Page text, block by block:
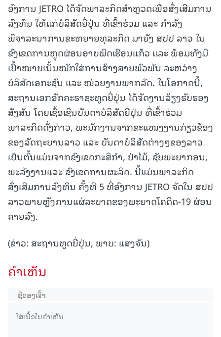
ອົງການ JETRO ໄດ້ຈັດພາລະກິດສໍາຫຼວດເພື່ອສົ່ງເສີມການ
ລົງທຶນ ໃຫ້ແກ່ບໍລິສັດຍີ່ປຸ່ນ ທີ່ເຂົ້າຮ່ວມ ແລະ ກໍາລັງ
ພິຈາລະນາການຂະຫຍາຍທຸລະກິດ ມາຍັງ ສປປ ລາວ ໃນ
ຂົງເຂດການຫຼຸດຜ່ອນອາຍພິດເຮືອນແກ້ວ ແລະ ພ້ອມທັງມີ
ເປົ້າໝາຍເນັ້ນໜັກໃສ່ການສ້າງສາຍພົວພັນ ລະຫວ່າງ
ບໍລິສັດເອກະຊົນ ແລະ ໜ່ວຍງານພາກລັດ. ໃນໂອກາດນີ້,
ສະຖານເອກອັກຄະຣາຊະທູດຍີ່ປຸ່ນ ໄດ້ຈັດງານລ້ຽງຮັບຮອງ
ສັງສັນ ໂດຍເຊື້ອເຊີນບັນດາບໍລິສັດຍີ່ປຸ່ນ ທີ່ເຂົ້າຮ່ວມ
ພາລະກິດດັ່ງກ່າວ, ພະນັກງານຈາກຂະແໜງງານກ່ຽວຂ້ອງ
ຂອງລັດຖະບານລາວ ແລະ ບັນດາບໍລິສັດຕ່າງໆຂອງລາວ
ເປັນຕົ້ນແມ່ນຈາກຂົງເຂດກະສິກຳ, ປ່າໄມ້, ຊັບພະຍາກອນ,
ພະລັງງານແລະ ຂົງເຂດການຜະລິດ. ນີ້ແມ່ນພາລະກິດ
ສົ່ງເສີມການລົງທຶນ ຄັ້ງທີ 5 ທີ່ອົງການ JETRO ຈັດໃນ ສປປ
ລາວພາຍຫຼັງການແຜ່ລະບາດຂອງພະຍາດໂຄດິດ-19 ຜ່ອນ
ຄາຍລົງ.
(ຂ່າວ: ສະຖານທູດຍີ່ປຸ່ນ, ພາບ: ແສງຈັນ)
ຄໍາເຫັນ